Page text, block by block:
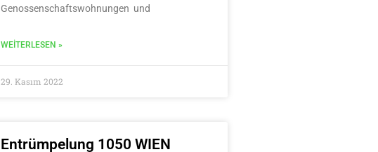
Genossenschaftswohnungen und
WEITERLESEN »
29. Kasım 2022
Entrümpelung 1050 WIEN